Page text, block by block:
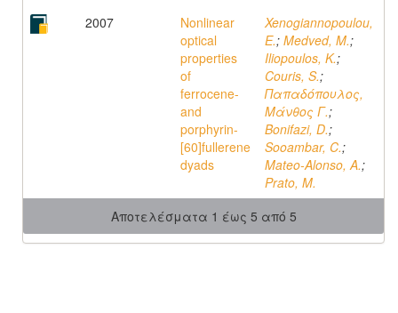
2007
Nonlinear
optical
properties
of
ferrocene-
and
porphyrin-
[60]fullerene
dyads
Xenogiannopoulou,
E.; Medved, M.;
Iliopoulos, K.;
Couris, S.;
Παπαδόπουλος,
Μάνθος Γ.;
Bonifazi, D.;
Sooambar, C.;
Mateo-Alonso, A.;
Prato, M.
Αποτελέσματα 1 έως 5 από 5